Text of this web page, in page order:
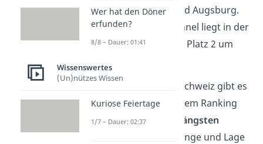
zwischen München und Augsburg.
Der Gotthard-Basistunnel liegt in der
Schweiz und übertrifft Platz 2 um
Aber nicht nur in der Schweiz gibt es
lange Tunnel: In unserem Ranking
haben wir die Top 10 längsten
der Welt mit Länge und Lage
Wer hat den Döner
erfunden?
8/8 – Dauer: 01:41
Wissenswertes
(Un)nützes Wissen
Kuriose Feiertage
1/7 – Dauer: 02:37